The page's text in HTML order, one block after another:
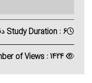
Study Duration : 6 دقیقه